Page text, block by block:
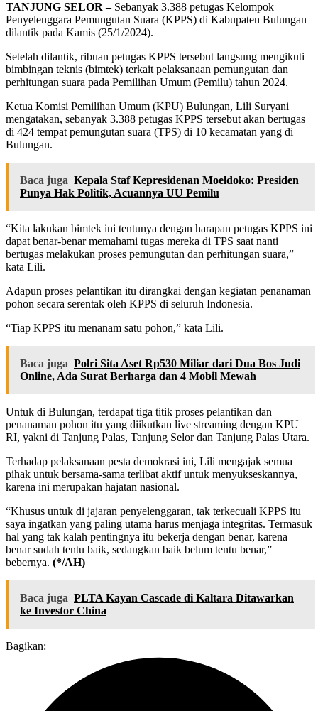
TANJUNG SELOR – Sebanyak 3.388 petugas Kelompok
Penyelenggara Pemungutan Suara (KPPS) di Kabupaten Bulungan
dilantik pada Kamis (25/1/2024).
Setelah dilantik, ribuan petugas KPPS tersebut langsung mengikuti
bimbingan teknis (bimtek) terkait pelaksanaan pemungutan dan
perhitungan suara pada Pemilihan Umum (Pemilu) tahun 2024.
Ketua Komisi Pemilihan Umum (KPU) Bulungan, Lili Suryani
mengatakan, sebanyak 3.388 petugas KPPS tersebut akan bertugas
di 424 tempat pemungutan suara (TPS) di 10 kecamatan yang di
Bulungan.
Baca juga Kepala Staf Kepresidenan Moeldoko: Presiden
Punya Hak Politik, Acuannya UU Pemilu
“Kita lakukan bimtek ini tentunya dengan harapan petugas KPPS ini
dapat benar-benar memahami tugas mereka di TPS saat nanti
bertugas melakukan proses pemungutan dan perhitungan suara,”
kata Lili.
Adapun proses pelantikan itu dirangkai dengan kegiatan penanaman
pohon secara serentak oleh KPPS di seluruh Indonesia.
“Tiap KPPS itu menanam satu pohon,” kata Lili.
Baca juga Polri Sita Aset Rp530 Miliar dari Dua Bos Judi
Online, Ada Surat Berharga dan 4 Mobil Mewah
Untuk di Bulungan, terdapat tiga titik proses pelantikan dan
penanaman pohon itu yang diikutkan live streaming dengan KPU
RI, yakni di Tanjung Palas, Tanjung Selor dan Tanjung Palas Utara.
Terhadap pelaksanaan pesta demokrasi ini, Lili mengajak semua
pihak untuk bersama-sama terlibat aktif untuk menyukseskannya,
karena ini merupakan hajatan nasional.
“Khusus untuk di jajaran penyelenggaran, tak terkecuali KPPS itu
saya ingatkan yang paling utama harus menjaga integritas. Termasuk
hal yang tak kalah pentingnya itu bekerja dengan benar, karena
benar sudah tentu baik, sedangkan baik belum tentu benar,”
bebernya. (*/AH)
Baca juga PLTA Kayan Cascade di Kaltara Ditawarkan
ke Investor China
Bagikan: